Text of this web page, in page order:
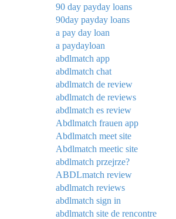
90 day payday loans
90day payday loans
a pay day loan
a paydayloan
abdlmatch app
abdlmatch chat
abdlmatch de review
abdlmatch de reviews
abdlmatch es review
Abdlmatch frauen app
Abdlmatch meet site
Abdlmatch meetic site
abdlmatch przejrze?
ABDLmatch review
abdlmatch reviews
abdlmatch sign in
abdlmatch site de rencontre